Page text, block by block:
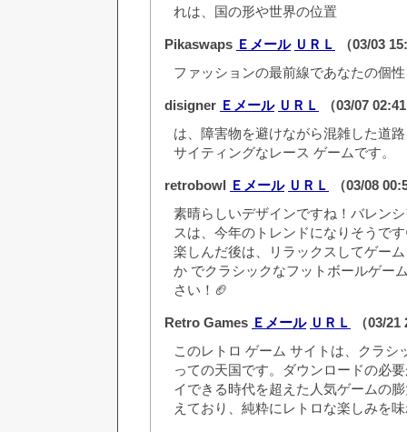
れは、国の形や世界の位置
Pikaswaps Ｅメール ＵＲＬ
（03/03
ファッションの最前線であなたの個
disigner Ｅメール ＵＲＬ
（03/07
は、障害物を避けながら混雑した道
サイティングなレース ゲームです。
retrobowl Ｅメール ＵＲＬ
（03/08
素晴らしいデザインですね！バレン
スは、今年のトレンドになりそうで
楽しんだ後は、リラックスしてゲー
か でクラシックなフットボールゲー
さい！🏈
Retro Games Ｅメール ＵＲＬ
（03/
このレトロ ゲーム サイトは、クラシ
っての天国です。ダウンロードの必
イできる時代を超えた人気ゲームの
えており、純粋にレトロな楽しみを